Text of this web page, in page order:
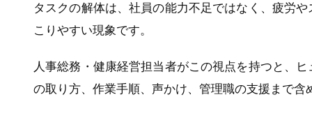
タスクの解体は、社員の能力不足ではなく、疲労
こりやすい現象です。
人事総務・健康経営担当者がこの視点を持つと、
の取り方、作業手順、声かけ、管理職の支援まで含